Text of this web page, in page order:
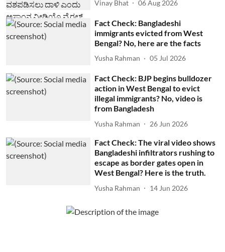
Vinay Bhat 06 Aug 2026
Fact Check: Bangladeshi
immigrants evicted from West
Bengal? No, here are the facts
Yusha Rahman 05 Jul 2026
Fact Check: BJP begins bulldozer
action in West Bengal to evict
illegal immigrants? No, video is
from Bangladesh
Yusha Rahman 26 Jun 2026
Fact Check: The viral video shows
Bangladeshi infiltrators rushing to
escape as border gates open in
West Bengal? Here is the truth.
Yusha Rahman 14 Jun 2026